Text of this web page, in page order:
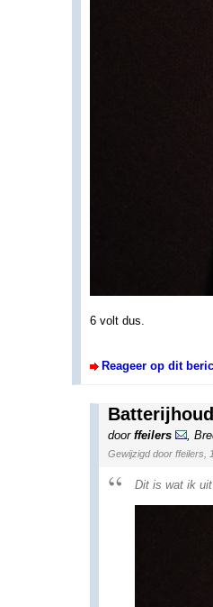
6 volt dus.
Reageer op dit
door ffeilers
Gewijzigd door ffeilers,
Dit is wat ik